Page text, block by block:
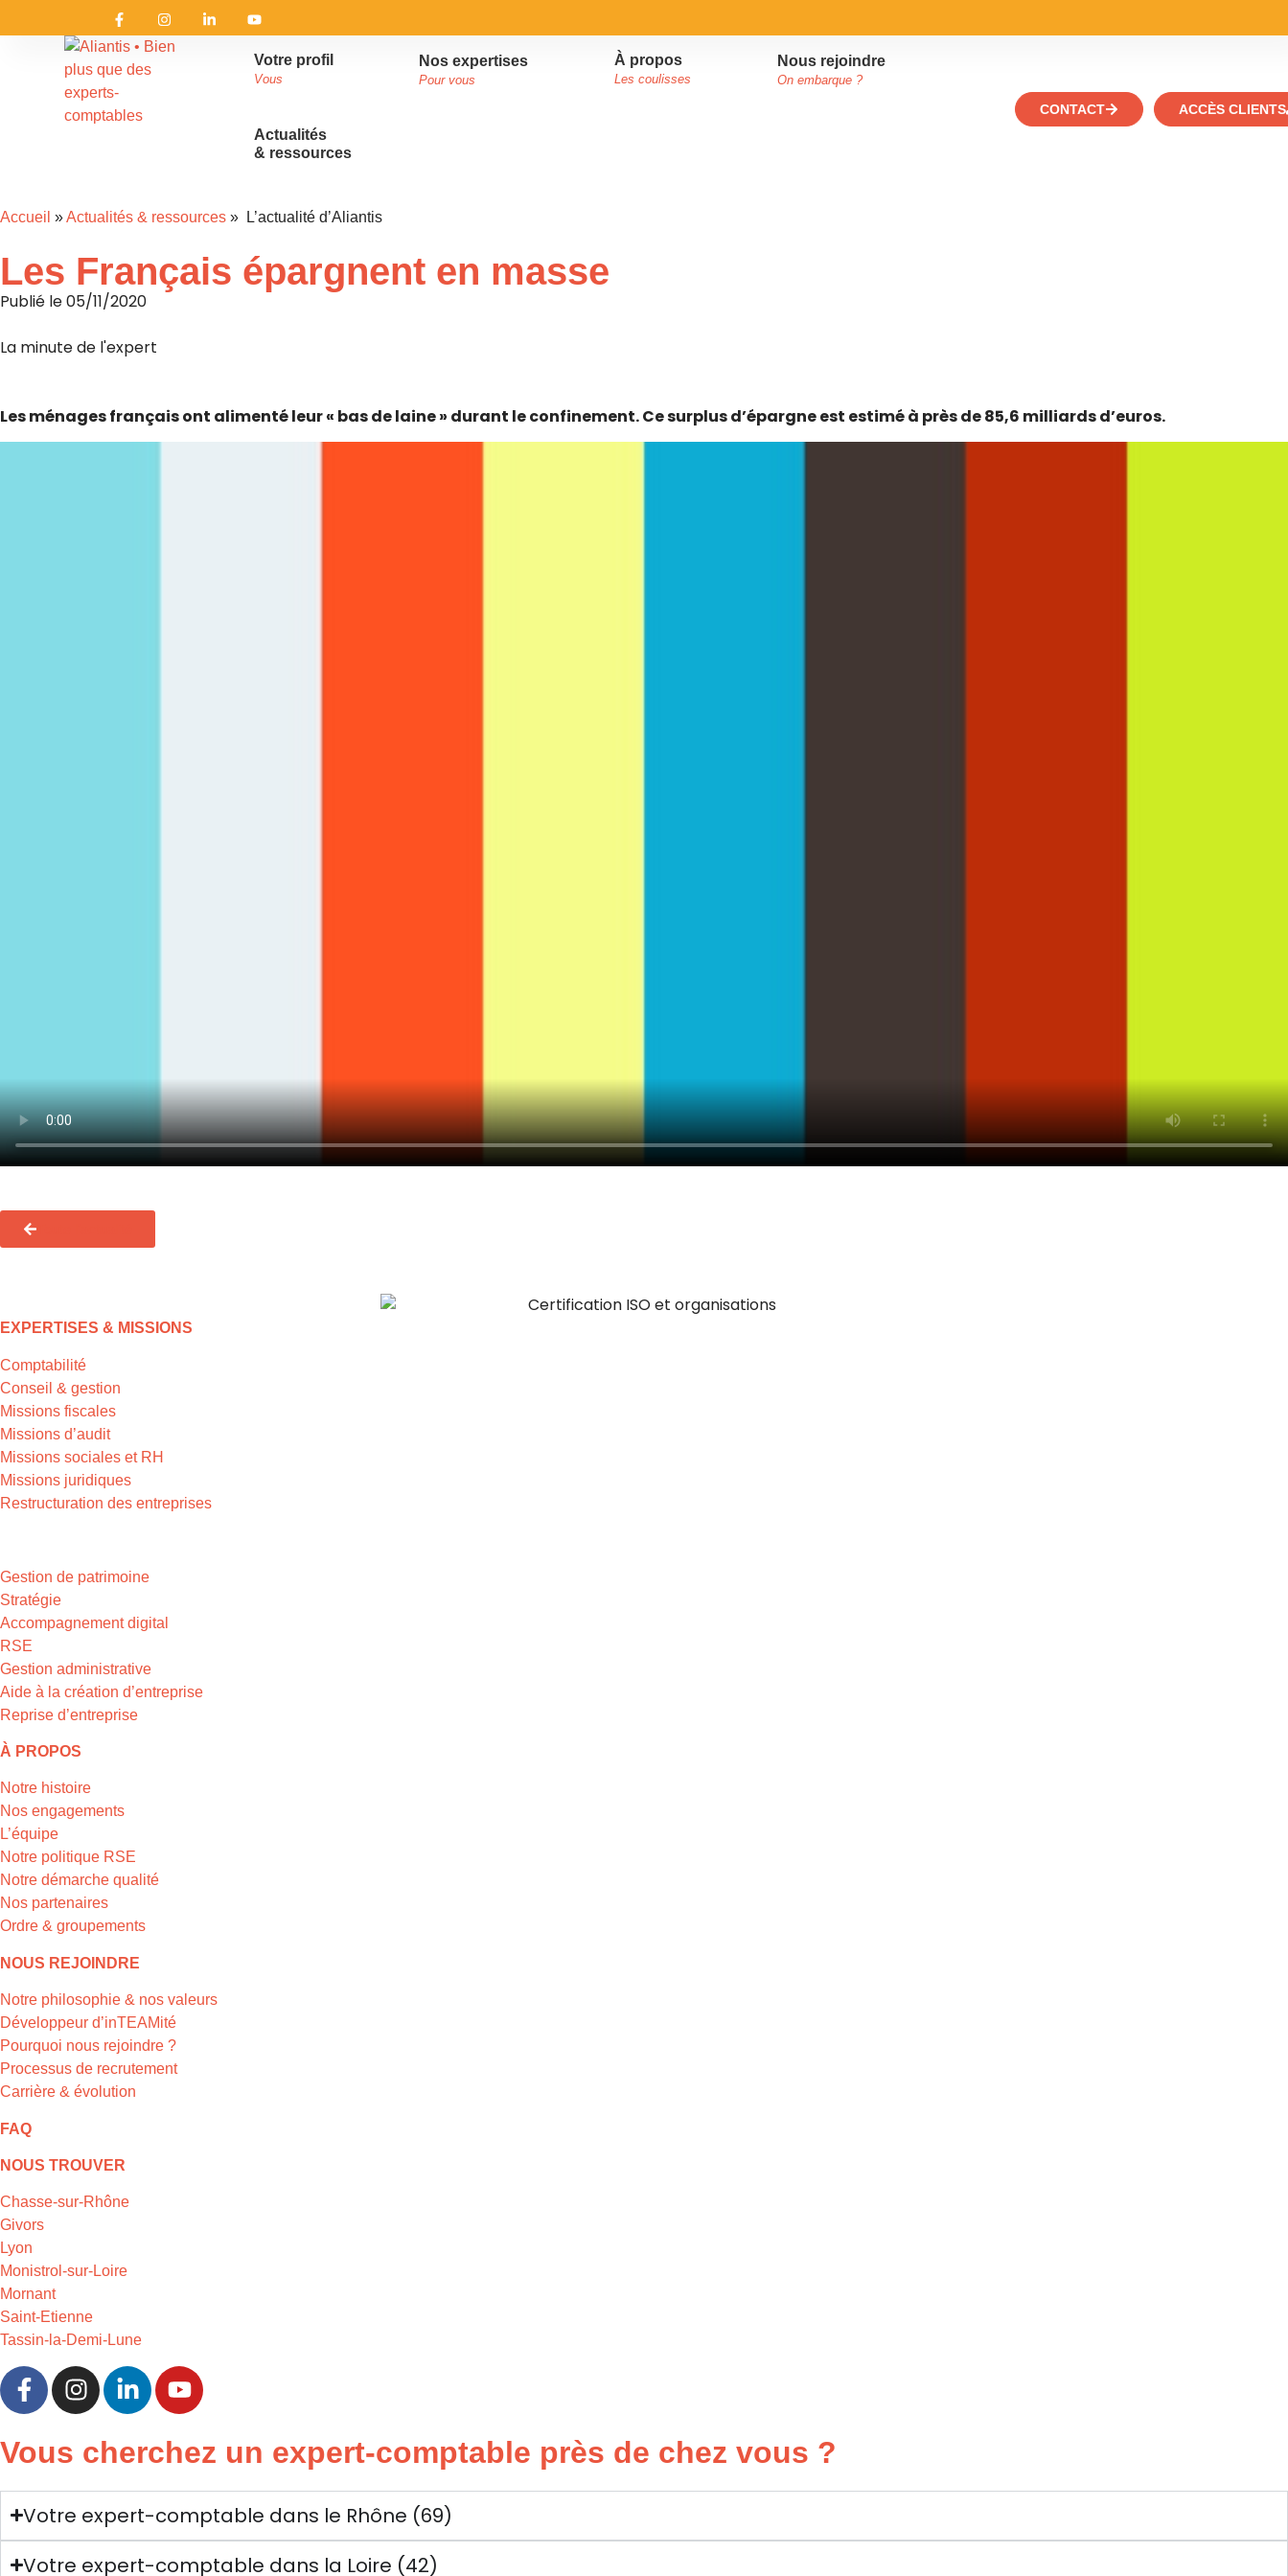
Votre profil
Vous
Nos expertises
Pour vous
À propos
Les coulisses
Nous rejoindre
On embarque ?
Actualités
& ressources
CONTACT ACCÈS CLIENTS
Accueil »Actualités & ressources » L’actualité d’Aliantis
Les Français épargnent en masse
Publié le05/11/2020
La minute de l'expert
Les ménages français ont alimenté leur « bas de laine » durant le confinement. Ce surplus d’épargne est estimé à près de 85,6 milliards d’euros.
EXPERTISES & MISSIONS
Comptabilité
Conseil & gestion
Missions fiscales
Missions d’audit
Missions sociales et RH
Missions juridiques
Restructuration des entreprises
Gestion de patrimoine
Stratégie
Accompagnement digital
RSE
Gestion administrative
Aide à la création d’entreprise
Reprise d’entreprise
À PROPOS
Notre histoire
Nos engagements
L’équipe
Notre politique RSE
Notre démarche qualité
Nos partenaires
Ordre & groupements
NOUS REJOINDRE
Notre philosophie & nos valeurs
Développeur d’inTEAMité
Pourquoi nous rejoindre ?
Processus de recrutement
Carrière & évolution
FAQ
NOUS TROUVER
Chasse-sur-Rhône
Givors
Lyon
Monistrol-sur-Loire
Mornant
Saint-Etienne
Tassin-la-Demi-Lune
Vous cherchez un expert-comptable près de chez vous ?
Votre expert-comptable dans le Rhône (69)
Votre expert-comptable dans la Loire (42)